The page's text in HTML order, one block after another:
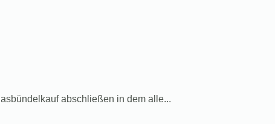
abschließen in dem alle...